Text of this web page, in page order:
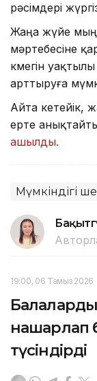
рәсімдері
Жаңа жүйе
мәртебесіне
көмегін
арттыруға
Айта кетейік,
ерте
ашылды.
Мүмкіндігі
19:00, 06 Тамыз 2026
нашарлап
түсіндірді